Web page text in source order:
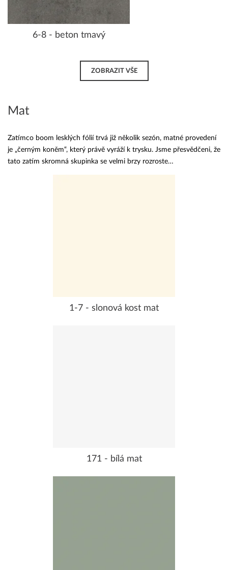
6-8 - beton tmavý
ZOBRAZIT VŠE
Mat
Zatímco boom lesklých fólií trvá již několik sezón, matné provedení
je „černým koněm“, který právě vyráží k trysku. Jsme přesvědčeni, že
tato zatím skromná skupinka se velmi brzy rozroste…
1-7 - slonová kost mat
171 - bílá mat